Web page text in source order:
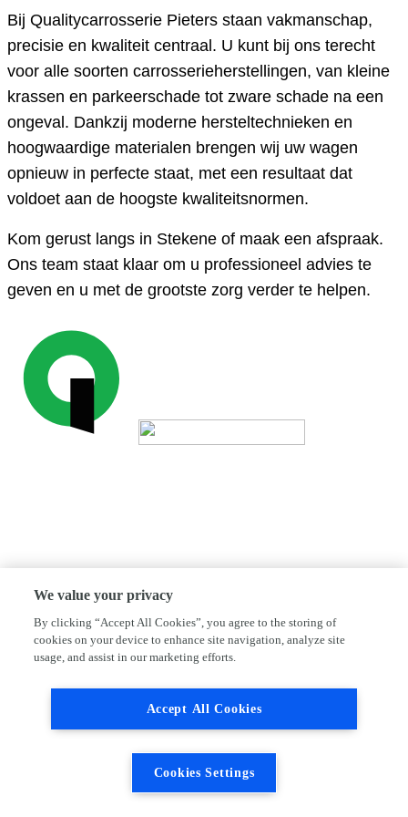
Bij Qualitycarrosserie Pieters staan vakmanschap,
precisie en kwaliteit centraal. U kunt bij ons terecht
voor alle soorten carrosserieherstellingen, van kleine
krassen en parkeerschade tot zware schade na een
ongeval. Dankzij moderne hersteltechnieken en
hoogwaardige materialen brengen wij uw wagen
opnieuw in perfecte staat, met een resultaat dat
voldoet aan de hoogste kwaliteitsnormen.
Kom gerust langs in Stekene of maak een afspraak.
Ons team staat klaar om u professioneel advies te
geven en u met de grootste zorg verder te helpen.
We value your privacy
By clicking “Accept All Cookies”, you agree to the storing of
cookies on your device to enhance site navigation, analyze site
usage, and assist in our marketing efforts.
Accept All Cookies
Cookies Settings